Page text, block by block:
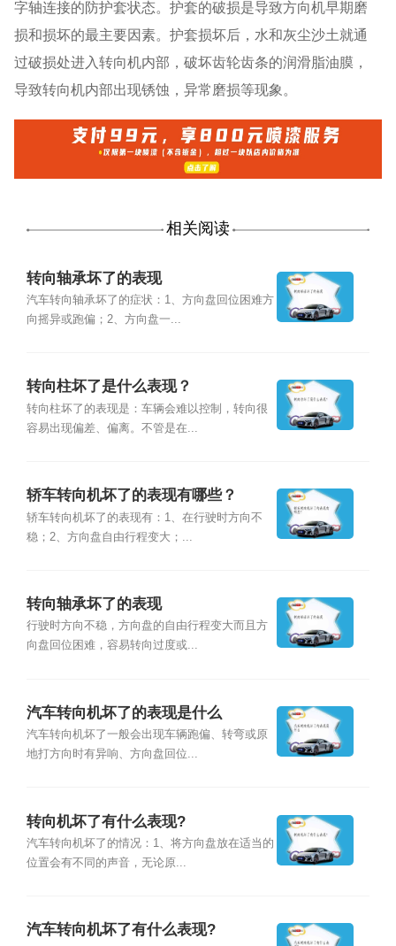
字轴连接的防护套状态。护套的破损是导致方向机早期磨
损和损坏的最主要因素。护套损坏后，水和灰尘沙土就通
过破损处进入转向机内部，破坏齿轮齿条的润滑脂油膜，
导致转向机内部出现锈蚀，异常磨损等现象。
相关阅读
转向轴承坏了的表现
汽车转向轴承坏了的症状：1、方向盘回位困难方
向摇异或跑偏；2、方向盘一...
转向柱坏了是什么表现？
转向柱坏了的表现是：车辆会难以控制，转向很
容易出现偏差、偏离。不管是在...
轿车转向机坏了的表现有哪些？
轿车转向机坏了的表现有：1、在行驶时方向不
稳；2、方向盘自由行程变大；...
转向轴承坏了的表现
行驶时方向不稳，方向盘的自由行程变大而且方
向盘回位困难，容易转向过度或...
汽车转向机坏了的表现是什么
汽车转向机坏了一般会出现车辆跑偏、转弯或原
地打方向时有异响、方向盘回位...
转向机坏了有什么表现?
汽车转向机坏了的情况：1、将方向盘放在适当的
位置会有不同的声音，无论原...
汽车转向机坏了有什么表现?